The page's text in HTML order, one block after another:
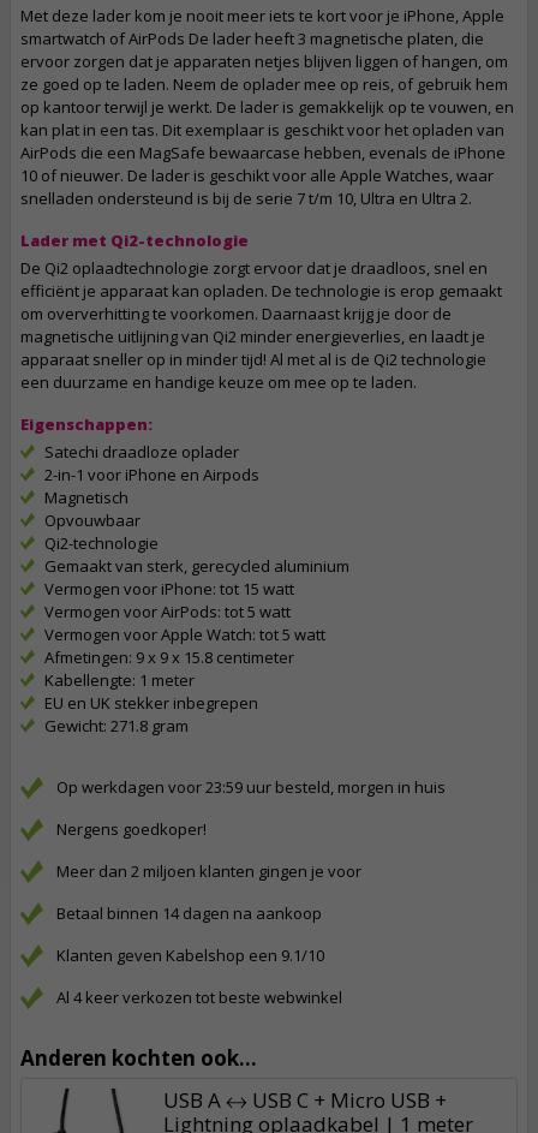
Met deze lader kom je nooit meer iets te kort voor je iPhone, Apple
smartwatch of AirPods De lader heeft 3 magnetische platen, die
ervoor zorgen dat je apparaten netjes blijven liggen of hangen, om
ze goed op te laden. Neem de oplader mee op reis, of gebruik hem
op kantoor terwijl je werkt. De lader is gemakkelijk op te vouwen, en
kan plat in een tas. Dit exemplaar is geschikt voor het opladen van
AirPods die een MagSafe bewaarcase hebben, evenals de iPhone
10 of nieuwer. De lader is geschikt voor alle Apple Watches, waar
snelladen ondersteund is bij de serie 7 t/m 10, Ultra en Ultra 2.
Lader met Qi2-technologie
De Qi2 oplaadtechnologie zorgt ervoor dat je draadloos, snel en
efficiënt je apparaat kan opladen. De technologie is erop gemaakt
om oververhitting te voorkomen. Daarnaast krijg je door de
magnetische uitlijning van Qi2 minder energieverlies, en laadt je
apparaat sneller op in minder tijd! Al met al is de Qi2 technologie
een duurzame en handige keuze om mee op te laden.
Eigenschappen:
Satechi draadloze oplader
2-in-1 voor iPhone en Airpods
Magnetisch
Opvouwbaar
Qi2-technologie
Gemaakt van sterk, gerecycled aluminium
Vermogen voor iPhone: tot 15 watt
Vermogen voor AirPods: tot 5 watt
Vermogen voor Apple Watch: tot 5 watt
Afmetingen: 9 x 9 x 15.8 centimeter
Kabellengte: 1 meter
EU en UK stekker inbegrepen
Gewicht: 271.8 gram
Op werkdagen voor 23:59 uur besteld, morgen in huis
Nergens goedkoper!
Meer dan 2 miljoen klanten gingen je voor
Betaal binnen 14 dagen na aankoop
Klanten geven Kabelshop een 9.1/10
Al 4 keer verkozen tot beste webwinkel
Anderen kochten ook...
USB A ↔ USB C + Micro USB +
Lightning oplaadkabel | 1 meter